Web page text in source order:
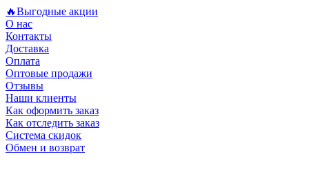
🔥Выгодные акции
О нас
Контакты
Доставка
Оплата
Оптовые продажи
Отзывы
Наши клиенты
Как оформить заказ
Как отследить заказ
Система скидок
Обмен и возврат